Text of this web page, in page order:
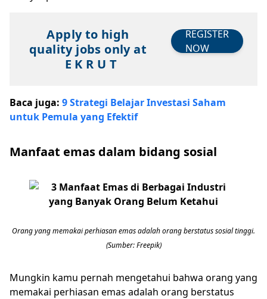
Apply to high
quality jobs only at
E K R U T
REGISTER
NOW
Baca juga: 9 Strategi Belajar Investasi Saham
untuk Pemula yang Efektif
Manfaat emas dalam bidang sosial
Orang yang memakai perhiasan emas adalah orang berstatus sosial tinggi.
(Sumber: Freepik)
Mungkin kamu pernah mengetahui bahwa orang yang
memakai perhiasan emas adalah orang berstatus